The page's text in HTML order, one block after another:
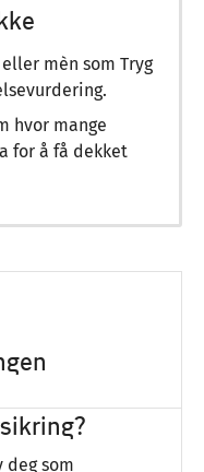
mèn som Tryg
hvor mange
for å få dekket
deg som